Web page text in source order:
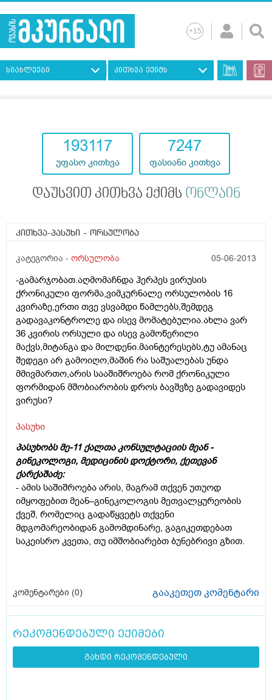
სიახლეები კითხვა ექიმს
193117
უფასო კითხვა
7247
ფასიანი კითხვა
დაუსვით კითხვა ექიმს ონლაინ
კითხვა-პასუხი - ორსულობა
კატეგორია - ორსულობა 05-06-2013
-გამარჯობათ.აღმომაჩნდა ჰერპეს ვირუსის
ქრონიკული ფორმა,ვიმკურნალე ორსულობის 16
კვირაზე,ერთი თვე ვსვამდი წამლებს,შემდეგ
გადავაკონტროლე და ისევ მომატებულია.ახლა ვარ
36 კვირის ორსული და ისევ გამოწერილი
მაქვს,მიტანგა და მილდენი.მაინტერესებს,ტუ ამანაც
შედეგი არ გამოიღო,მაშინ რა საშუალებას უნდა
მმივმართო,არის სააშიშროება რომ ქრონიკული
ფორმიდან მშობიარობის დროს ბავშვზე გადავიდეს
ვირუსი?
პასუხი
პასუხობს მე-11 ქალთა კონსულტაციის მეან -
გინეკოლოგი, მედიცინის დოქტორი, ქეთევან
ქარქაშაძე:
- ამის საშიშროება არის, მაგრამ თქვენ უთუოდ
იმყოფებით მეან–გინეკოლოგის მეთვალყურეობის
ქვეშ, რომელიც გადაწყვეტს თქვენი
მდგომარეობიდან გამომდინარე, გაგიკეთდებათ
საკეისრო კვეთა, თუ იმშობიარებთ ბუნებრივი გზით.
კომენტარები (0) გააკეთეთ კომენტარი
რეკომენდებული ექიმები
გახდი რეკომენდებული